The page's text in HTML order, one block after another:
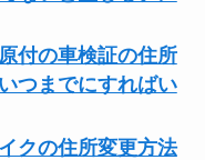
付の車検証の住所
つまでにすればい
クの住所変更方法